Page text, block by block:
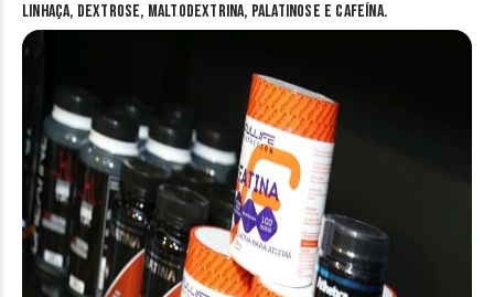
linhaça, dextrose, maltodextrina, palatinose e cafeína.